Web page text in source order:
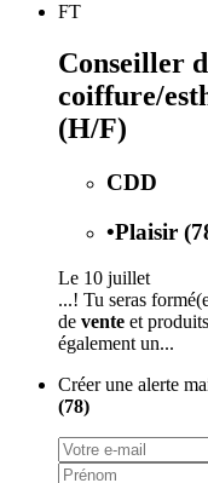
FT
Conseiller
coiffure/
(H/F)
CDD
•Plaisir
Le 10 juillet
...! Tu seras
de vente et
également un...
Créer une alerte
(78)